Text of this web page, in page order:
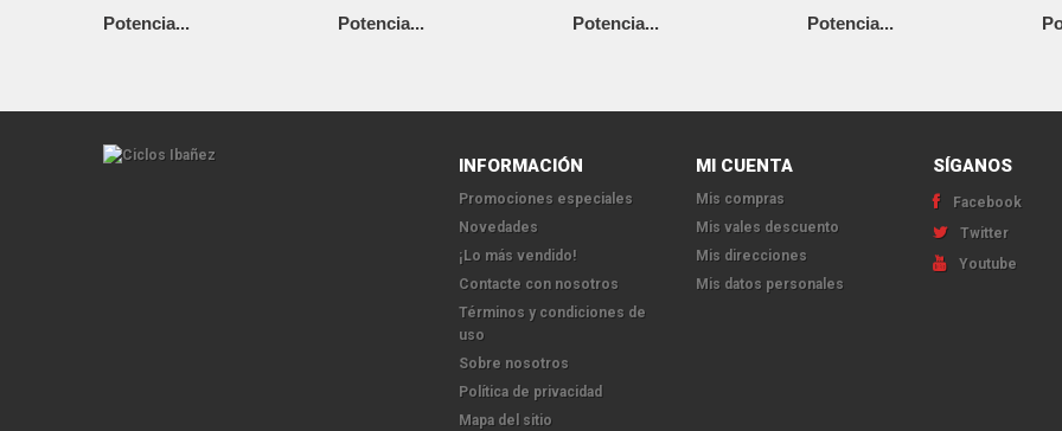
Potencia... Potencia... Potencia... Potencia...
INFORMACIÓN
Promociones especiales
Novedades
¡Lo más vendido!
Contacte con nosotros
Términos y condiciones de
uso
Sobre nosotros
Política de privacidad
Mapa del sitio
MI CUENTA
Mis compras
Mis vales descuento
Mis direcciones
Mis datos personales
SÍGANOS
Facebook
Twitter
Youtube